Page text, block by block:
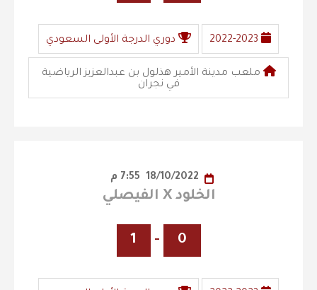
2022-2023 دوري الدرجة الأولى السعودي
ملعب مدينة الأمير هذلول بن عبدالعزيز الرياضية
في نجران
الخلود X الفيصلي
0
-
1